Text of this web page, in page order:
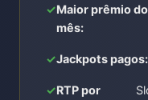
Maior prêmio do
mês:
Jackpots pagos:
RTP por